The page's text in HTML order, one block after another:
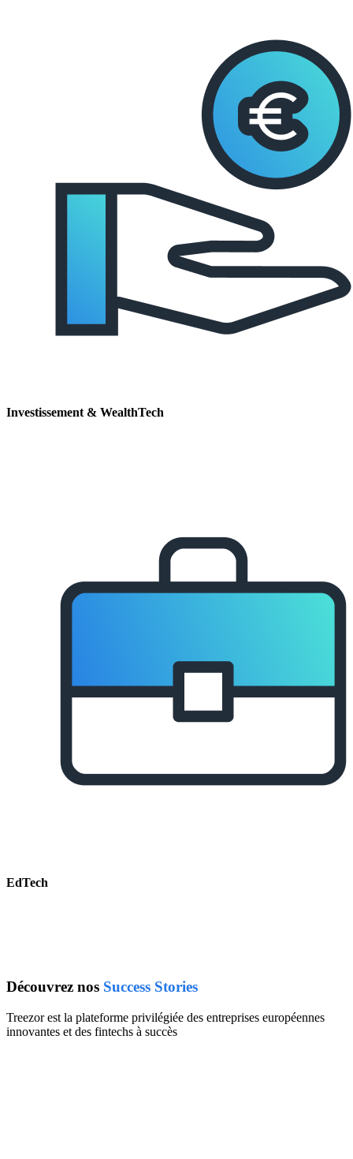
Investissement & WealthTech
EdTech
Découvrez nos Success Stories
Treezor est la plateforme privilégiée des entreprises européennes
innovantes et des fintechs à succès